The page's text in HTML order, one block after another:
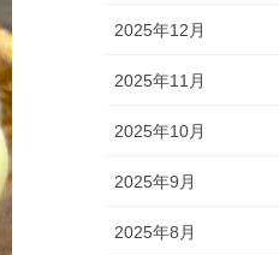
2025年12月
2025年11月
2025年10月
2025年9月
2025年8月